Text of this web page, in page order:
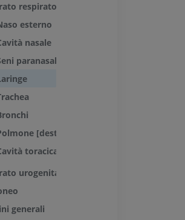
respiratorio
esterno
nasale
paranasali
[destro e sinistro]
toracica
urogenitale
generali